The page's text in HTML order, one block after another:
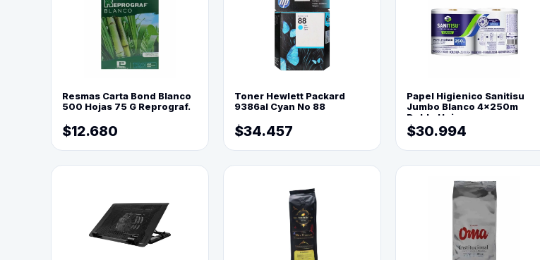
Resmas Carta Bond Blanco
500 Hojas 75 G Reprograf.
$12.680
Toner Hewlett Packard
9386al Cyan No 88
$34.457
Papel Higienico Sanitisu
Jumbo Blanco 4x250m
Doble Hoja
$30.994